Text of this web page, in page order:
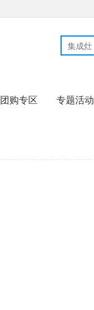
团购专区 专题活动